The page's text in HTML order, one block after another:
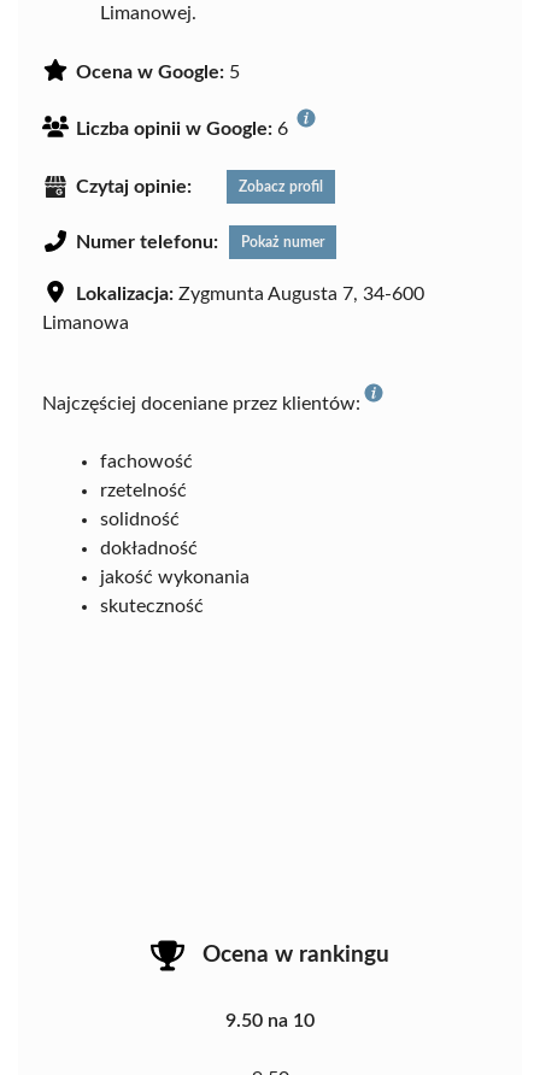
Limanowej.
Ocena w Google: 5
Liczba opinii w Google: 6
Czytaj opinie: Zobacz profil
Numer telefonu: Pokaż numer
Lokalizacja: Zygmunta Augusta 7, 34-600
Limanowa
Najczęściej doceniane przez klientów:
fachowość
rzetelność
solidność
dokładność
jakość wykonania
skuteczność
Ocena w rankingu
9.50 na 10